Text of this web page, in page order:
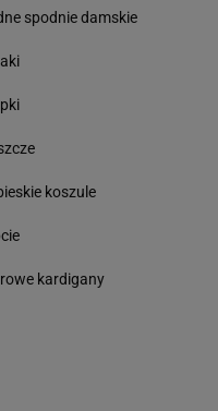
spodnie damskie
koszule
kardigany